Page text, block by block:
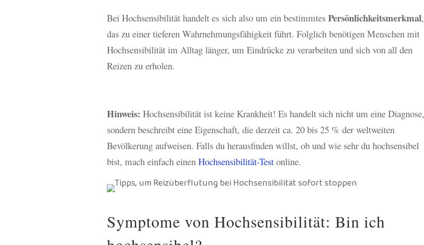
Bei Hochsensibilität handelt es sich also um ein bestimmtesPersönlichkeitsmerkmal,
das zu einer tieferen Wahrnehmungsfähigkeit führt. Folglich benötigen Menschen mit
Hochsensibilität im Alltag länger, um Eindrücke zu verarbeiten und sich von all den
Reizen zu erholen.
Hinweis: Hochsensibilität ist keine Krankheit! Es handelt sich nicht um eine Diagnose,
sondern beschreibt eine Eigenschaft, die derzeit ca. 20 bis 25 % der weltweiten
Bevölkerung aufweisen. Falls du herausfinden willst, ob und wie sehr du hochsensibel
bist, mach einfach einenHochsensibilität-Test online.
Symptome von Hochsensibilität: Bin ich